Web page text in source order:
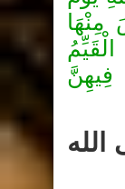
مِنْهَا